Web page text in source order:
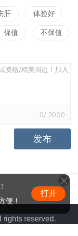
古都，玩家将
，共同争夺至尊
索隆到巫王，
亚苟那斯到末
，领略这个由数
肝 体验好
保值 不保值
资格/精美周边！加入
0/ 2000
发布
reserved.
便！
打开